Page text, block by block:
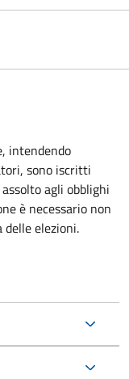
intendendo
sono iscritti
agli obblighi
è necessario non
elezioni.